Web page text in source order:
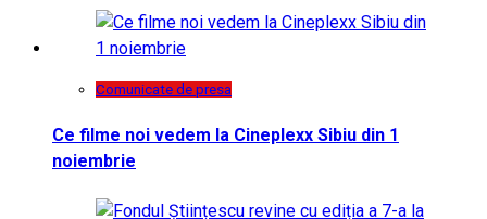
Comunicate de presa
Ce filme noi vedem la Cineplexx Sibiu din 1
noiembrie